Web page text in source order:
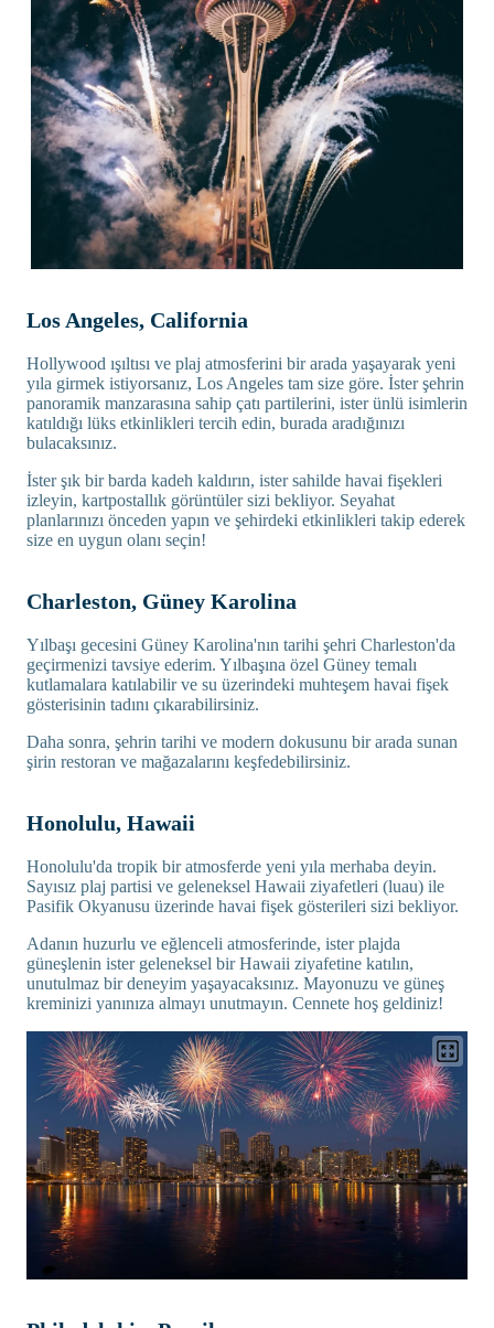
Los Angeles, California
Hollywood ışıltısı ve plaj atmosferini bir arada yaşayarak yeni
yıla girmek istiyorsanız, Los Angeles tam size göre. İster şehrin
panoramik manzarasına sahip çatı partilerini, ister ünlü isimlerin
katıldığı lüks etkinlikleri tercih edin, burada aradığınızı
bulacaksınız.
İster şık bir barda kadeh kaldırın, ister sahilde havai fişekleri
izleyin, kartpostallık görüntüler sizi bekliyor. Seyahat
planlarınızı önceden yapın ve şehirdeki etkinlikleri takip ederek
size en uygun olanı seçin!
Charleston, Güney Karolina
Yılbaşı gecesini Güney Karolina'nın tarihi şehri Charleston'da
geçirmenizi tavsiye ederim. Yılbaşına özel Güney temalı
kutlamalara katılabilir ve su üzerindeki muhteşem havai fişek
gösterisinin tadını çıkarabilirsiniz.
Daha sonra, şehrin tarihi ve modern dokusunu bir arada sunan
şirin restoran ve mağazalarını keşfedebilirsiniz.
Honolulu, Hawaii
Honolulu'da tropik bir atmosferde yeni yıla merhaba deyin.
Sayısız plaj partisi ve geleneksel Hawaii ziyafetleri (luau) ile
Pasifik Okyanusu üzerinde havai fişek gösterileri sizi bekliyor.
Adanın huzurlu ve eğlenceli atmosferinde, ister plajda
güneşlenin ister geleneksel bir Hawaii ziyafetine katılın,
unutulmaz bir deneyim yaşayacaksınız. Mayonuzu ve güneş
kreminizi yanınıza almayı unutmayın. Cennete hoş geldiniz!